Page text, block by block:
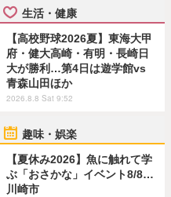
生活・健康
【高校野球2026夏】東海大甲
府・健大高崎・有明・長崎日
大が勝利…第4日は遊学館vs
青森山田ほか
2026.8.8 Sat 9:52
趣味・娯楽
【夏休み2026】魚に触れて学
ぶ「おさかな」イベント8/8…
川崎市